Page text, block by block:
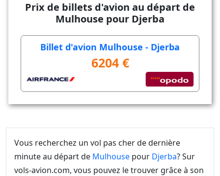
Prix de billets d'avion au départ de
Mulhouse pour Djerba
Billet d'avion Mulhouse - Djerba
6204 €
Vous recherchez un vol pas cher de dernière
minute au départ de Mulhouse pour Djerba? Sur
vols-avion.com, vous pouvez le trouver grâce à son